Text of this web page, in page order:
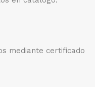
mediante certificado